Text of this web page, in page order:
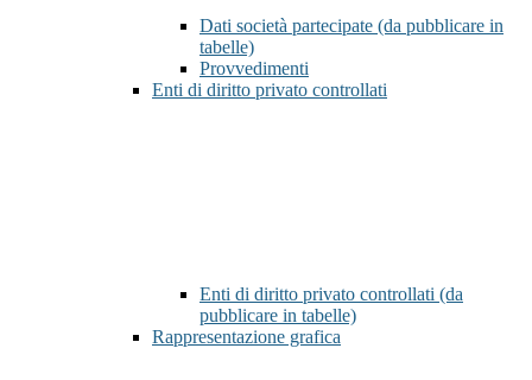
Dati società partecipate (da pubblicare in
tabelle)
Provvedimenti
Enti di diritto privato controllati
Enti di diritto privato controllati (da
pubblicare in tabelle)
Rappresentazione grafica